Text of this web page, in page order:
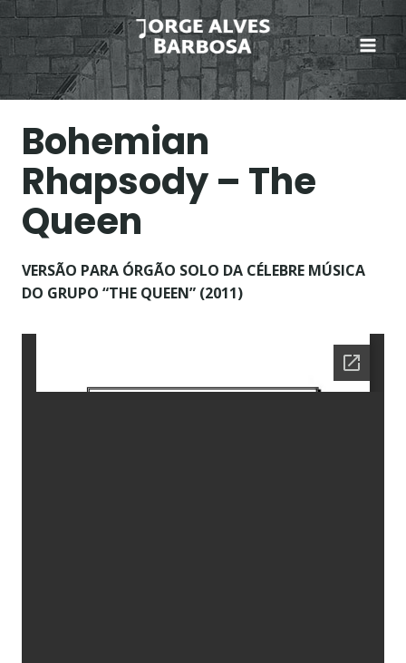
Skip
to
content
Bohemian
Rhapsody – The
Queen
VERSÃO PARA ÓRGÃO SOLO DA CÉLEBRE MÚSICA
DO GRUPO “THE QUEEN” (2011)